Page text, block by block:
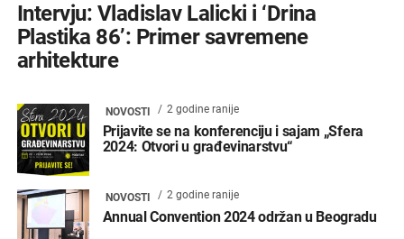
Intervju: Vladislav Lalicki i ‘Drina
Plastika 86’: Primer savremene
arhitekture
NOVOSTI 2 godine ranije
Prijavite se na konferenciju i sajam „Sfera
2024: Otvori u građevinarstvu“
NOVOSTI 2 godine ranije
Annual Convention 2024 održan u Beogradu